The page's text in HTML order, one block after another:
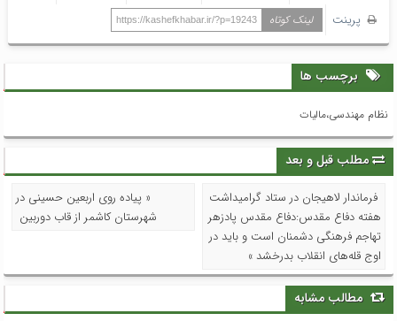
پرینت
لینک کوتاه https://kashefkhabar.ir/?p=19243
برچسب ها
نظام مهندسی،مالیات
مطلب قبل و بعد
فرماندار لاهیجان در ستاد گرامیداشت
هفته دفاع مقدس:دفاع مقدس پادزهر
تهاجم فرهنگی دشمنان است و باید در
اوج قله‌های انقلاب بدرخشد »
« پیاده روی اربعین حسینی در
شهرستان کاشمر از قاب دوربین
مطالب مشابه